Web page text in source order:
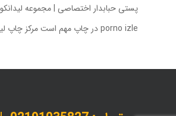
پستی حبابدار اختصاصی | مجموعه لیدانکو 1405
porno izleدر چاپ مهم است مرکز چاپ